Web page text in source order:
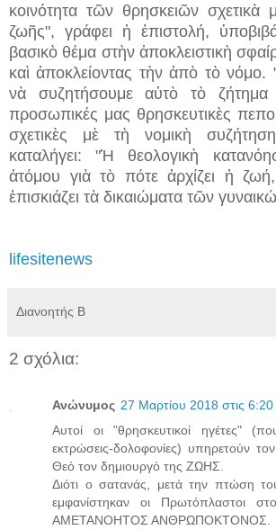
κοινότητα τῶν θρησκειῶν σχετικὰ
ζωῆς", γράφει ἡ ἐπιστολή,
βασικὸ θέμα στὴν ἀποκλειστικὴ
καὶ ἀποκλείοντας τὴν ἀπὸ τὸ νόμο.
νὰ συζητήσουμε αὐτὸ τὸ ζήτημα
προσωπικές μας θρησκευτικὲς
σχετικὲς μὲ τὴ νομικὴ
καταλήγει: "Ἡ θεολογικὴ
ἀτόμου γιὰ τὸ πότε ἀρχίζει ἡ
ἐπισκιάζει τὰ δικαιώματα τῶν
lifesitenews
Διανοητής Β
2 σχόλια:
Ανώνυμος 27 Μαρτίου 2018 στις 6:20
Αυτοί οι "θρησκευτικοί ηγέτες"
εκτρώσεις-δολοφονίες) υπηρετούν
Θεό τον δημιουργό της ΖΩΗΣ.
Διότι ο σατανάς, μετά την πτώση
εμφανίστηκαν οι Πρωτόπλαστοι
ΑΜΕΤΑΝΟΗΤΟΣ ΑΝΘΡΩΠΟΚΤΟΝΟΣ.